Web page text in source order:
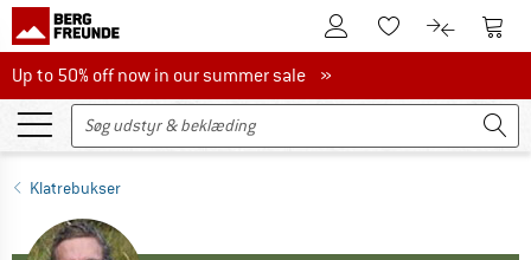
Til kundekontoenTil huskesedlen.
Til Til
Up to 50% off now in our summer sale
Up to 50% off now in our summer sale »
Klatrebukser